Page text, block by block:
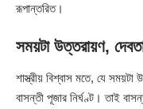
রূপান্তরিত।
সময়টা উত্তরায়ণ,
শাস্ত্রীয় বিশ্বাস মতে, যে
বাসন্তী পূজার নির্ঘণ্ট। তাই